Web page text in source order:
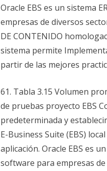
Oracle EBS es un sistema
empresas de diversos
DE CONTENIDO
sistema permite
partir de las mejores
61. Tabla 3.15 Volumen
de pruebas proyecto EBS
predeterminada y
E-Business Suite (EBS)
aplicación. Oracle EBS es
software para empresas